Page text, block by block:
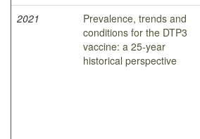
2021
Prevalence, trends and
conditions for the DTP3
vaccine: a 25-year
historical perspective